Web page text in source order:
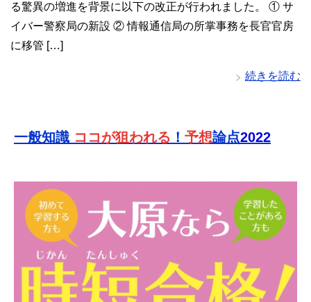
る驚異の増進を背景に以下の改正が行われました。 ① サ
イバー警察局の新設 ② 情報通信局の所掌事務を長官官房
に移管 […]
続きを読む
一般知識 ココが狙われる ！ 予想論点2022